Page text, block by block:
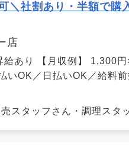
＼社割あり・半額で購
店
給あり 【月収例】 1,300
OK／日払いOK／給料前
スタッフさん・調理スタ